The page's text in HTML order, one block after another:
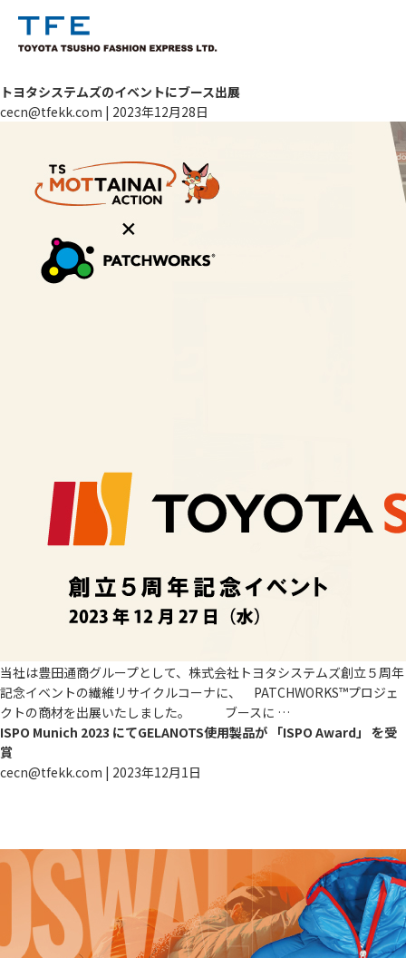
トヨタシステムズのイベントにブース出展
cecn@tfekk.com | 2023年12月28日
当社は豊田通商グループとして、株式会社トヨタシステムズ創立５周年
記念イベントの繊維リサイクルコーナに、 PATCHWORKS™プロジェ
クトの商材を出展いたしました。 ブースに …
ISPO Munich 2023 にてGELANOTS使用製品が 「ISPO Award」 を受
賞
cecn@tfekk.com | 2023年12月1日